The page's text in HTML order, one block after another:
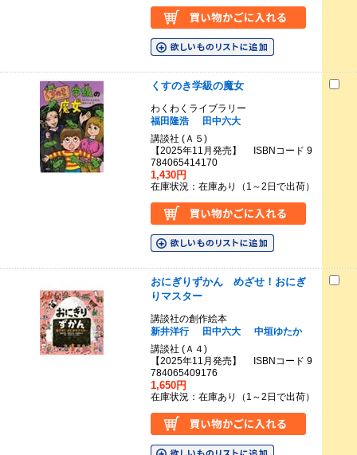
くすのき学級の魔女
わくわくライブラリー
福田隆浩
田中六大
講談社 (Ａ５)
【2025年11月発売】 ISBNコード 9
784065414170
1,430円
在庫状況：在庫あり（1～2日で出荷）
おにぎりずかん めざせ！おにぎ
りマスター
講談社の創作絵本
新井洋行
田中六大
中垣ゆたか
講談社 (Ａ４)
【2025年11月発売】 ISBNコード 9
784065409176
1,650円
在庫状況：在庫あり（1～2日で出荷）